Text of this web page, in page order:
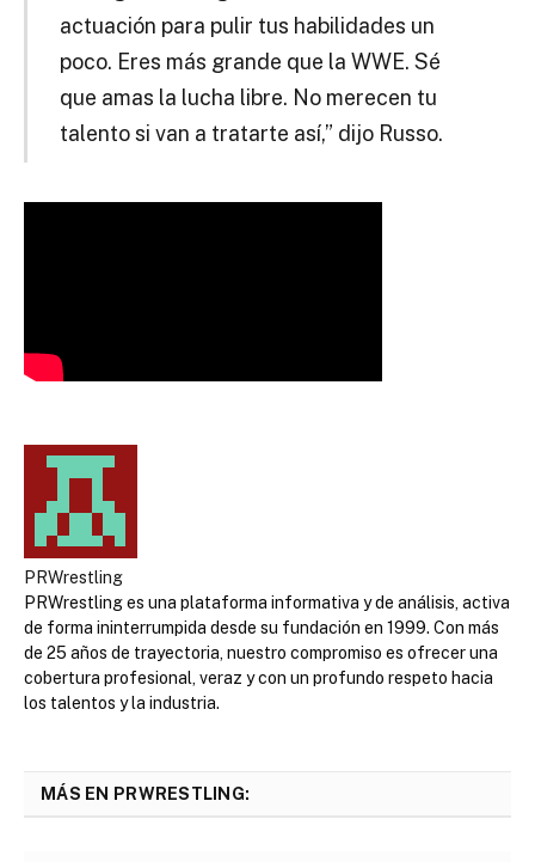
actuación para pulir tus habilidades un
poco. Eres más grande que la WWE. Sé
que amas la lucha libre. No merecen tu
talento si van a tratarte así,” dijo Russo.
PRWrestling
PRWrestling es una plataforma informativa y de análisis, activa
de forma ininterrumpida desde su fundación en 1999. Con más
de 25 años de trayectoria, nuestro compromiso es ofrecer una
cobertura profesional, veraz y con un profundo respeto hacia
los talentos y la industria.
MÁS EN PRWRESTLING: